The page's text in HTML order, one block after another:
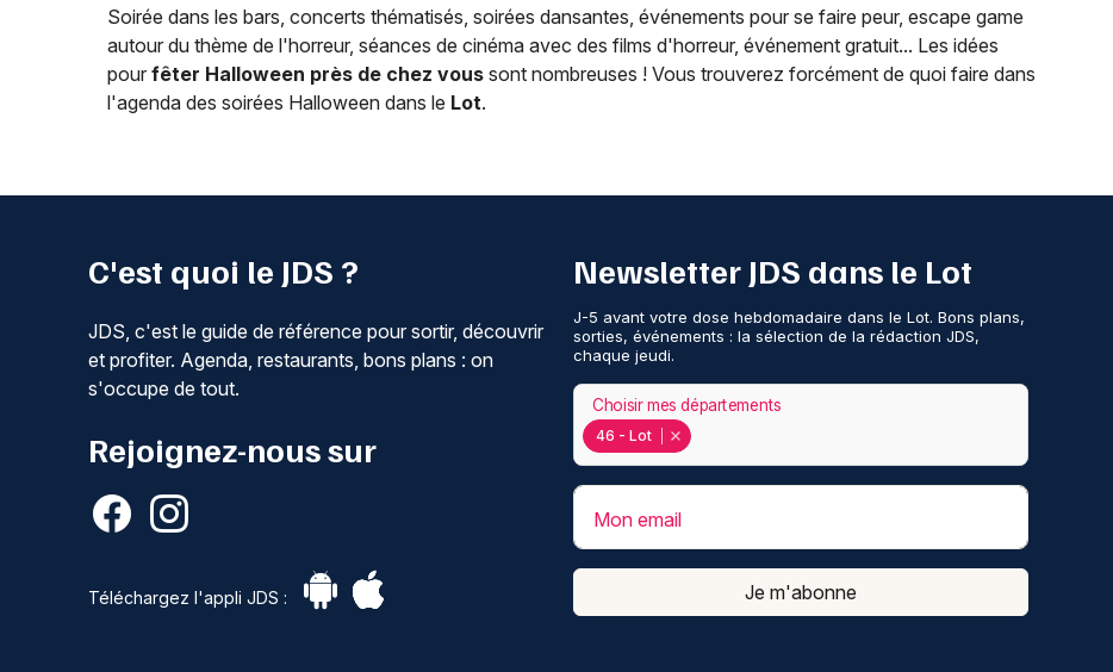
Soirée dans les bars, concerts thématisés, soirées dansantes, événements pour se faire peur, escape game
autour du thème de l'horreur, séances de cinéma avec des films d'horreur, événement gratuit... Les idées
pour fêter Halloween près de chez vous sont nombreuses ! Vous trouverez forcément de quoi faire dans
l'agenda des soirées Halloween dans le Lot.
C'est quoi le JDS ?
JDS, c'est le guide de référence pour sortir, découvrir
et profiter. Agenda, restaurants, bons plans : on
s'occupe de tout.
Rejoignez-nous sur
Téléchargez l'appli JDS :
Newsletter JDS dans le Lot
J-5 avant votre dose hebdomadaire dans le Lot. Bons plans,
sorties, événements : la sélection de la rédaction JDS,
chaque jeudi.
46 - Lot
Choisir mes départements
Mon email
Je m'abonne